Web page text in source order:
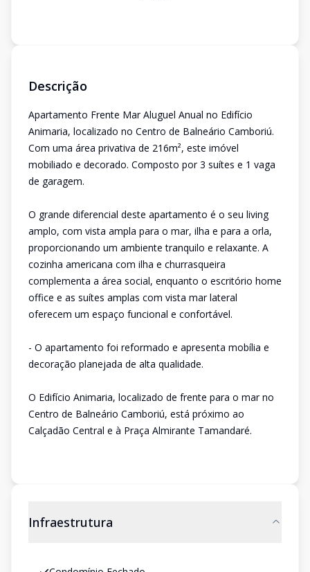
Descrição
Apartamento Frente Mar Aluguel Anual no Edifício
Animaria, localizado no Centro de Balneário Camboriú.
Com uma área privativa de 216m², este imóvel
mobiliado e decorado. Composto por 3 suítes e 1 vaga
de garagem.
O grande diferencial deste apartamento é o seu living
amplo, com vista ampla para o mar, ilha e para a orla,
proporcionando um ambiente tranquilo e relaxante. A
cozinha americana com ilha e churrasqueira
complementa a área social, enquanto o escritório home
office e as suítes amplas com vista mar lateral
oferecem um espaço funcional e confortável.
- O apartamento foi reformado e apresenta mobília e
decoração planejada de alta qualidade.
O Edifício Animaria, localizado de frente para o mar no
Centro de Balneário Camboriú, está próximo ao
Calçadão Central e à Praça Almirante Tamandaré.
Infraestrutura